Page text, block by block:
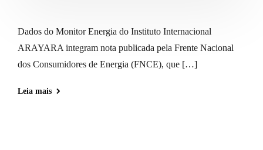
Dados do Monitor Energia do Instituto Internacional
ARAYARA integram nota publicada pela Frente Nacional
dos Consumidores de Energia (FNCE), que […]
Leia mais